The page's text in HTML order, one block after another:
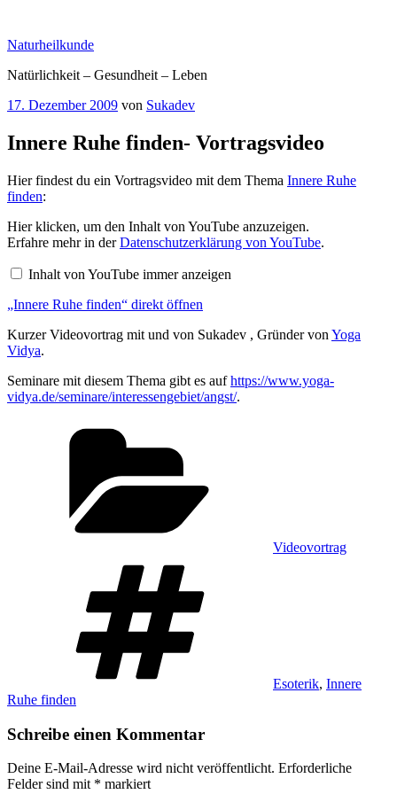
springen
Naturheilkunde
Natürlichkeit – Gesundheit – Leben
Veröffentlicht
17. Dezember 2009 von Sukadev
Innere Ruhe finden- Vortragsvideo
Hier findest du ein Vortragsvideo mit dem Thema Innere Ruhe
finden:
„Innere
Ruhe
finden“
YouTube
Hier klicken, um den Inhalt von YouTube anzuzeigen.
Erfahre mehr in derDatenschutzerklärung von YouTube.
Inhalt von YouTube immer anzeigen
„Innere Ruhe finden“ direkt öffnen
Kurzer Videovortrag mit und von Sukadev , Gründer von Yoga
Vidya.
Seminare mit diesem Thema gibt es aufhttps://www.yoga-
vidya.de/seminare/interessengebiet/angst/.
Videovortrag
Esoterik, Innere
Ruhe finden
Schreibe einen Kommentar
Deine E-Mail-Adresse wird nicht veröffentlicht. Erforderliche
Felder sind mit * markiert